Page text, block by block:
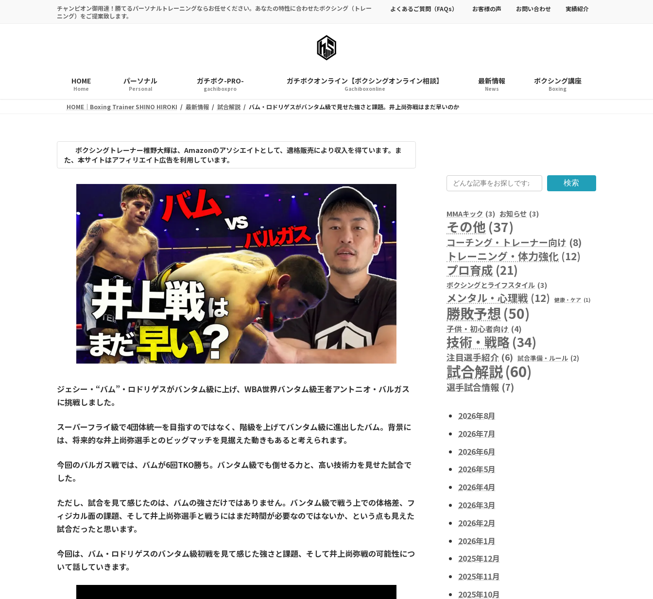
チャンピオン御用達！勝てるパーソナルトレーニングならお任せください。あなたの特性に合わせたボクシング（トレー
ニング）をご提案致します。
よくあるご質問（FAQs） お客様の声 お問い合わせ 実績紹介
HOME
Home
パーソナル
Personal
ガチボク-PRO-
gachiboxpro
ガチボクオンライン【ボクシングオンライン相談】
Gachiboxonline
最新情報
News
ボクシング講座
Boxing
HOME｜Boxing Trainer SHINO HIROKI 最新情報 試合解説 バム・ロドリゲスがバンタム級で見せた強さと課題。井上尚弥戦はまだ早いのか
ボクシングトレーナー椎野大輝は、Amazonのアソシエイトとして、適格販売により収入を得ています。ま
た、本サイトはアフィリエイト広告を利用しています。
ジェシー・“バム”・ロドリゲスがバンタム級に上げ、WBA世界バンタム級王者アントニオ・バルガス
に挑戦しました。
スーパーフライ級で4団体統一を目指すのではなく、階級を上げてバンタム級に進出したバム。背景に
は、将来的な井上尚弥選手とのビッグマッチを見据えた動きもあると考えられます。
今回のバルガス戦では、バムが6回TKO勝ち。バンタム級でも倒せる力と、高い技術力を見せた試合で
した。
ただし、試合を見て感じたのは、バムの強さだけではありません。バンタム級で戦う上での体格差、フ
ィジカル面の課題、そして井上尚弥選手と戦うにはまだ時間が必要なのではないか、という点も見えた
試合だったと思います。
今回は、バム・ロドリゲスのバンタム級初戦を見て感じた強さと課題、そして井上尚弥戦の可能性につ
いて話していきます。
検索
MMAキック (3) お知らせ (3)
その他 (37)
コーチング・トレーナー向け (8)
トレーニング・体力強化 (12)
プロ育成 (21)
ボクシングとライフスタイル (3)
メンタル・心理戦 (12) 健康・ケア (1)
勝敗予想(50)
子供・初心者向け (4)
技術・戦略(34)
注目選手紹介 (6) 試合準備・ルール (2)
試合解説(60)
選手試合情報 (7)
2026年8月
2026年7月
2026年6月
2026年5月
2026年4月
2026年3月
2026年2月
2026年1月
2025年12月
2025年11月
2025年10月